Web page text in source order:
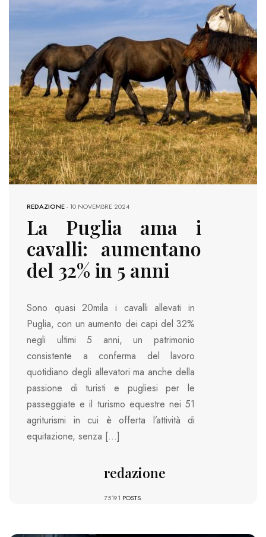
REDAZIONE-10 NOVEMBRE 2024
La Puglia ama i
cavalli: aumentano
del 32% in 5 anni
Sono quasi 20mila i cavalli allevati in
Puglia, con un aumento dei capi del 32%
negli ultimi 5 anni, un patrimonio
consistente a conferma del lavoro
quotidiano degli allevatori ma anche della
passione di turisti e pugliesi per le
passeggiate e il turismo equestre nei 51
agriturismi in cui è offerta l’attività di
equitazione, senza […]
redazione
75191 POSTS